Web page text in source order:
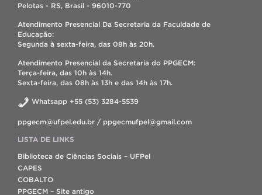
Pelotas - RS, Brasil - 96010-770
Atendimento Presencial Da Secretaria da Faculdade de
Educação:
Segunda à sexta-feira, das 08h às 20h.
Atendimento Presencial da Secretaria do PPGECM:
Terça-feira, das 10h às 14h.
Sexta-feira, das 08h às 13h e das 14h às 17h.
Whatsapp +55 (53) 3284-5539
ppgecm@ufpel.edu.br / ppgecmufpel@gmail.com
LISTA DE LINKS
Biblioteca de Ciências Sociais – UFPel
CAPES
COBALTO
PPGECM – Site antigo